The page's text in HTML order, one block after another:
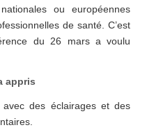
ou européennes
de santé. C’est
du 26 mars a voulu
appris
des éclairages et des